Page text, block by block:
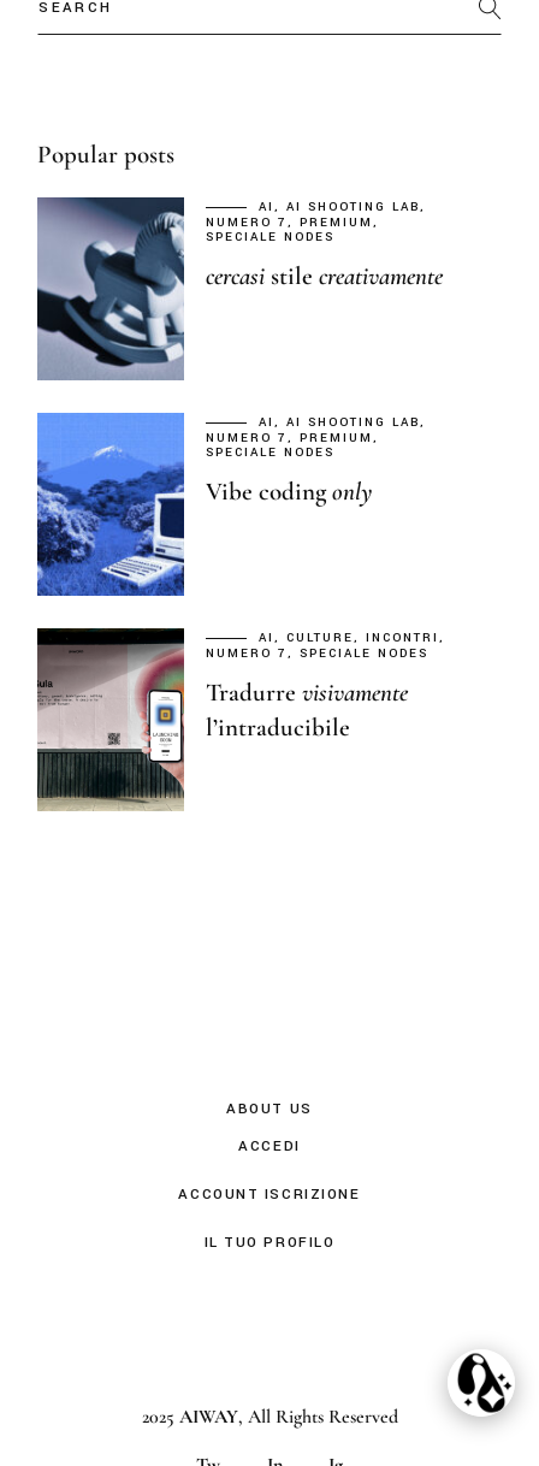
Popular posts
AI
AI SHOOTING LAB
NUMERO 7
PREMIUM
SPECIALE NODES
cercasi stilecreativamente
AI
AI SHOOTING LAB
NUMERO 7
PREMIUM
SPECIALE NODES
Vibe codingonly
AI CULTURE
INCONTRI
NUMERO 7
SPECIALE NODES
Tradurrevisivamente
l’intraducibile
ABOUT US
ACCEDI
ACCOUNT ISCRIZIONE
IL TUO PROFILO
2025 AIWAY, All Rights Reserved